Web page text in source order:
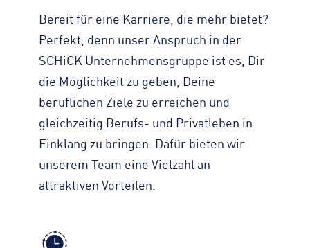
Bereit für eine Karriere, die mehr bietet?
Perfekt, denn unser Anspruch in der
SCHiCK Unternehmensgruppe ist es, Dir
die Möglichkeit zu geben, Deine
beruflichen Ziele zu erreichen und
gleichzeitig Berufs- und Privatleben in
Einklang zu bringen. Dafür bieten wir
unserem Team eine Vielzahl an
attraktiven Vorteilen.